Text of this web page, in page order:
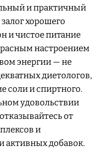
и практичный
хорошего
и чистое питание
настроением
энергии — не
диетологов,
соли и спиртного.
удовольствии
от
и
активных добавок.